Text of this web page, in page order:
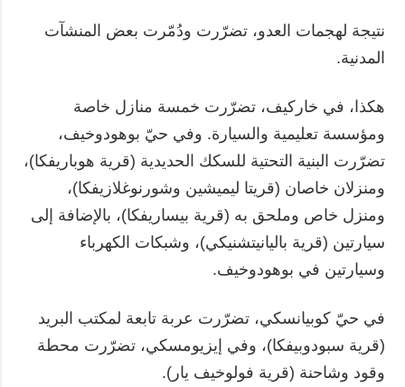
نتيجة لهجمات العدو، تضرّرت ودُمّرت بعض المنشآت
المدنية.
هكذا، في خاركيف، تضرّرت خمسة منازل خاصة
ومؤسسة تعليمية والسيارة. وفي حيّ بوهودوخيف،
تضرّرت البنية التحتية للسكك الحديدية (قرية هوباريفكا)،
ومنزلان خاصان (قريتا ليميشين وشورنوغلازيفكا)،
ومنزل خاص وملحق به (قرية بيساريفكا)، بالإضافة إلى
سيارتين (قرية باليانيتشنيكي)، وشبكات الكهرباء
وسيارتين في بوهودوخيف.
في حيّ كوبيانسكي، تضرّرت عربة تابعة لمكتب البريد
(قرية سبودوبيفكا)، وفي إيزيومسكي، تضرّرت محطة
وقود وشاحنة (قرية فولوخيف يار).